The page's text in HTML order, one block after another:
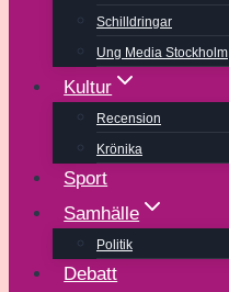
Schilldringar
Ung Media Stockholm
Kultur
Recension
Krönika
Sport
Samhälle
Politik
Debatt